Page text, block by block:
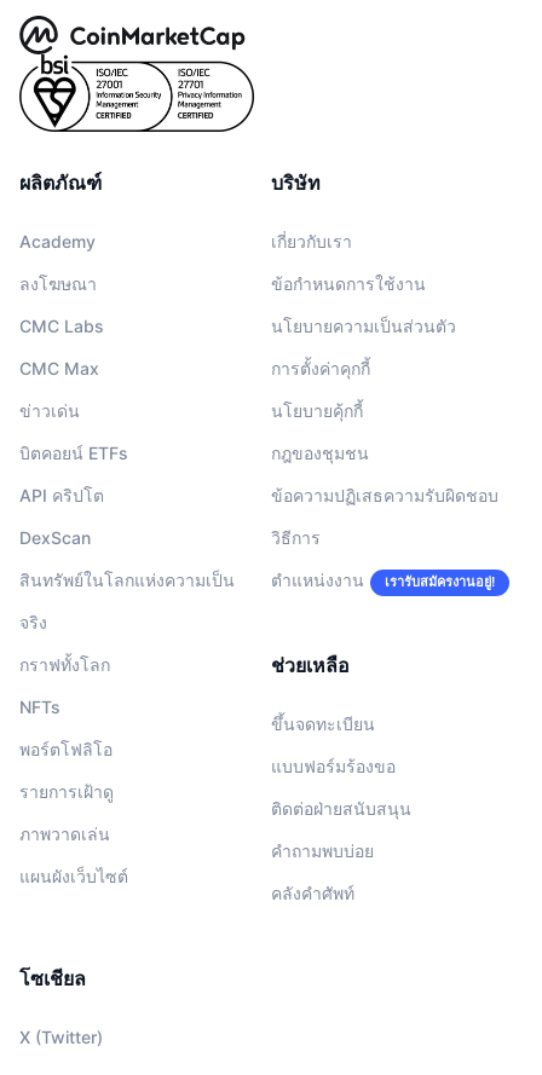
ผลิตภัณฑ์
Academy
ลงโฆษณา
CMC Labs
CMC Max
ข่าวเด่น
บิตคอยน์ ETFs
API คริปโต
DexScan
สินทรัพย์ในโลกแห่งความเป็น
จริง
กราฟทั้งโลก
NFTs
พอร์ตโฟลิโอ
รายการเฝ้าดู
ภาพวาดเล่น
แผนผังเว็บไซต์
บริษัท
เกี่ยวกับเรา
ข้อกำหนดการใช้งาน
นโยบายความเป็นส่วนตัว
การตั้งค่าคุกกี้
นโยบายคุ้กกี้
กฎของชุมชน
ข้อความปฏิเสธความรับผิดชอบ
วิธีการ
ตำแหน่งงาน เรารับสมัครงานอยู่!
ช่วยเหลือ
ขึ้นจดทะเบียน
แบบฟอร์มร้องขอ
ติดต่อฝ่ายสนับสนุน
คำถามพบบ่อย
คลังคำศัพท์
โซเชียล
X (Twitter)